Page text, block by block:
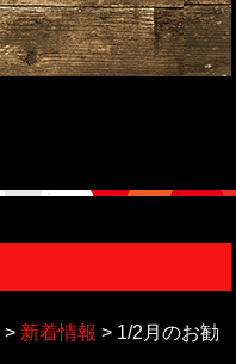
> 新着情報 > 1/2月のお勧